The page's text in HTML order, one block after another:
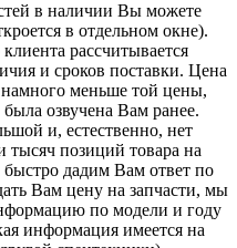
в наличии Вы можете
в отдельном окне).
рассчитывается
и сроков поставки. Цена
меньше той цены,
была озвучена Вам ранее.
и, естественно, нет
тысяч позиций товара на
дадим Вам ответ по
Вам цену на запчасти, мы
по модели и году
информация имеется на